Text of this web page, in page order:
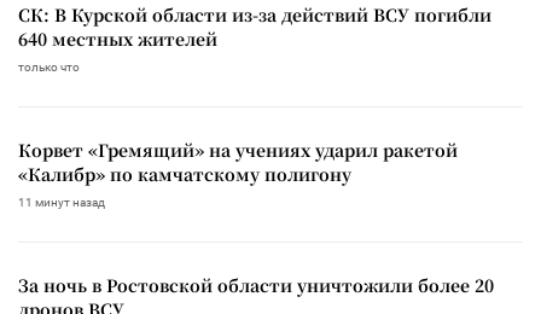
СК: В Курской области из-за действий ВСУ погибли
640 местных жителей
только что
Корвет «Гремящий» на учениях ударил ракетой
«Калибр» по камчатскому полигону
11 минут назад
За ночь в Ростовской области уничтожили более 20
дронов ВСУ